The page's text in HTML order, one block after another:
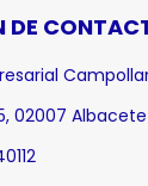
DE
02007 Albacete